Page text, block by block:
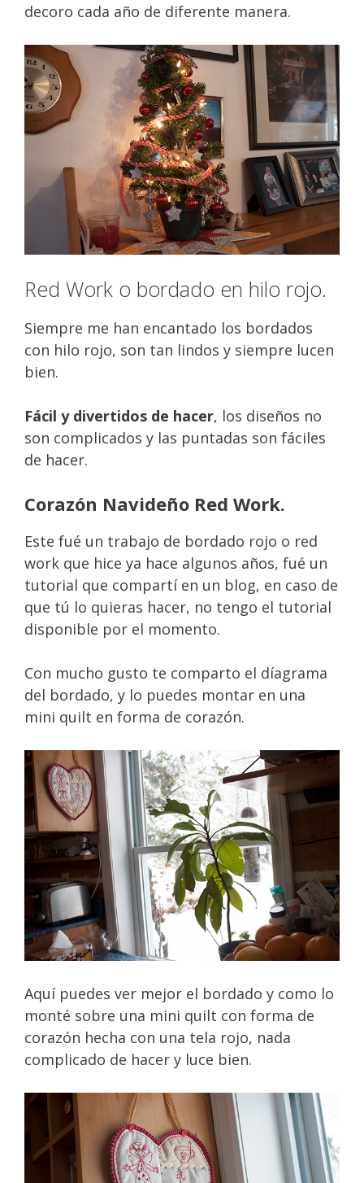
decoro cada año de diferente manera.
Red Work o bordado en hilo rojo.
Siempre me han encantado los bordados
con hilo rojo, son tan lindos y siempre lucen
bien.
Fácil y divertidos de hacer, los diseños no
son complicados y las puntadas son fáciles
de hacer.
Corazón Navideño Red Work.
Este fué un trabajo de bordado rojo o red
work que hice ya hace algunos años, fué un
tutorial que compartí en un blog, en caso de
que tú lo quieras hacer, no tengo el tutorial
disponible por el momento.
Con mucho gusto te comparto el díagrama
del bordado, y lo puedes montar en una
mini quilt en forma de corazón.
Aquí puedes ver mejor el bordado y como lo
monté sobre una mini quilt con forma de
corazón hecha con una tela rojo, nada
complicado de hacer y luce bien.